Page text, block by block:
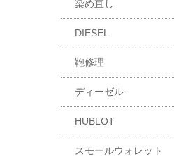
染め直し
DIESEL
鞄修理
ディーゼル
HUBLOT
スモールウォレット